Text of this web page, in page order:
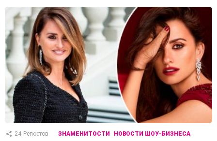
24 Репостов ЗНАМЕНИТОСТИ НОВОСТИ ШОУ-БИЗНЕСА